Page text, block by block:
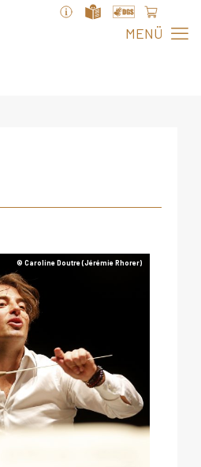
© Caroline Doutre (Jérémie Rhorer)